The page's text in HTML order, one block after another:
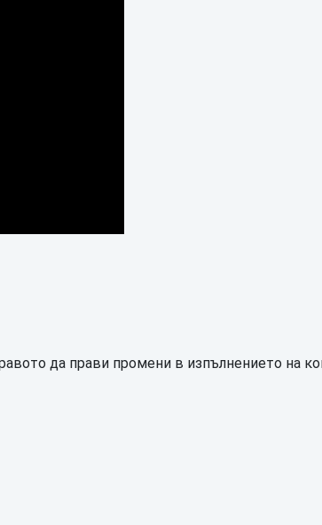
да прави промени в изпълнението на